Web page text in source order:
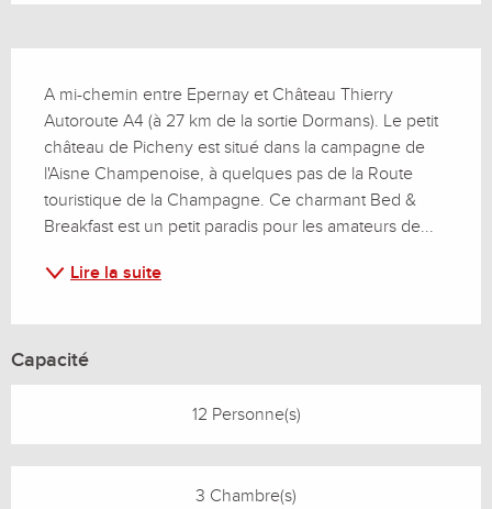
A mi-chemin entre Epernay et Château Thierry
Autoroute A4 (à 27 km de la sortie Dormans). Le petit
château de Picheny est situé dans la campagne de
l'Aisne Champenoise, à quelques pas de la Route
touristique de la Champagne. Ce charmant Bed &
Breakfast est un petit paradis pour les amateurs de...
Lire la suite
Capacité
12 Personne(s)
3 Chambre(s)